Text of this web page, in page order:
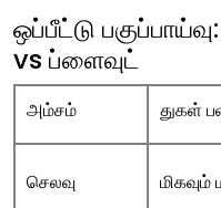
ஒப்பீட்டு
vs ப்ளைவுட்
அம்சம் துகள்
செலவு மிகவும்